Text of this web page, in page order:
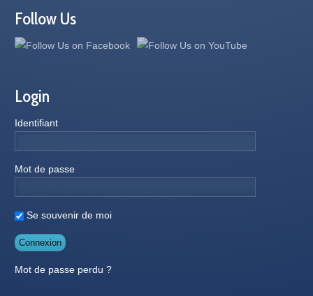
Follow Us
Login
Identifiant
Mot de passe
Se souvenir de moi
Mot de passe perdu ?